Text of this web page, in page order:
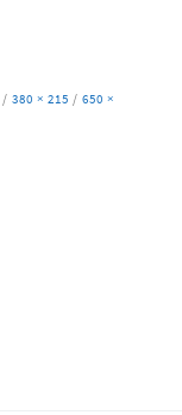
/ 380 × 215 / 650 ×